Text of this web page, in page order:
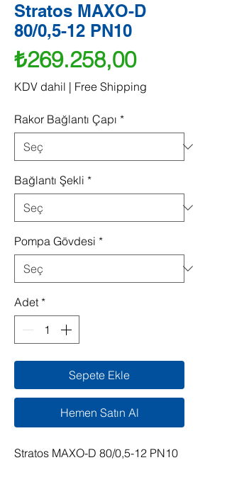
Stratos MAXO-D
80/0,5-12 PN10
₺269.258,00Fiyat
KDV dahil | Free Shipping
Rakor Bağlantı Çapı *
Bağlantı Şekli *
Pompa Gövdesi *
Adet *
Sepete Ekle
Hemen Satın Al
Stratos MAXO-D 80/0,5-12 PN10